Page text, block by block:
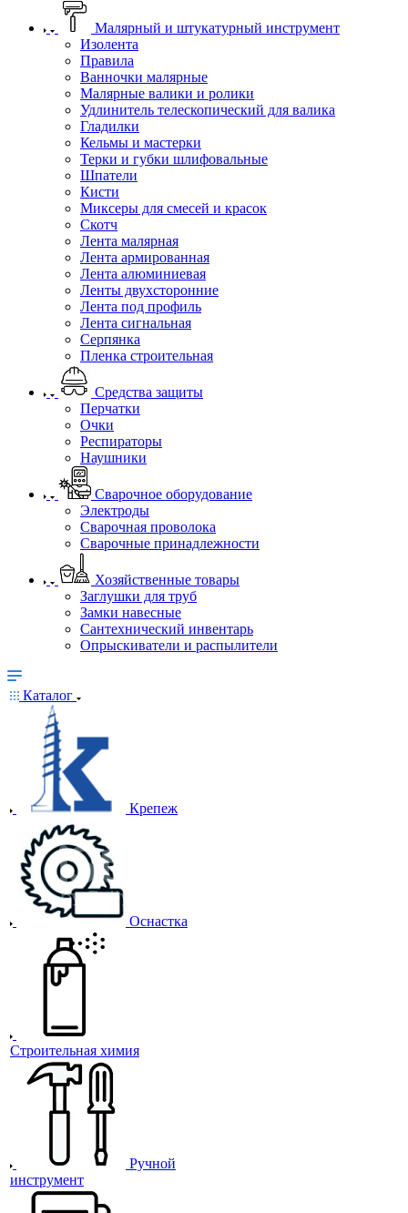
Малярный и штукатурный инструмент
Изолента
Правила
Ванночки малярные
Малярные валики и ролики
Удлинитель телескопический для валика
Гладилки
Кельмы и мастерки
Терки и губки шлифовальные
Шпатели
Кисти
Миксеры для смесей и красок
Скотч
Лента малярная
Лента армированная
Лента алюминиевая
Ленты двухсторонние
Лента под профиль
Лента сигнальная
Серпянка
Пленка строительная
Средства защиты
Перчатки
Очки
Респираторы
Наушники
Сварочное оборудование
Электроды
Сварочная проволока
Сварочные принадлежности
Хозяйственные товары
Заглушки для труб
Замки навесные
Сантехнический инвентарь
Опрыскиватели и распылители
Каталог
Крепеж
Оснастка
Строительная химия
Ручной
инструмент